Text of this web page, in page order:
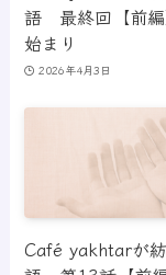
語 最終回【前編
始まり
2026年4月3日
Café yakhtarが